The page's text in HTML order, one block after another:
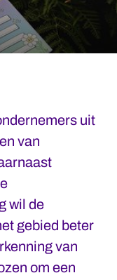
uit
van
wil de
gebied beter
van
om een